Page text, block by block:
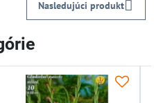
Nasledujúci produkt